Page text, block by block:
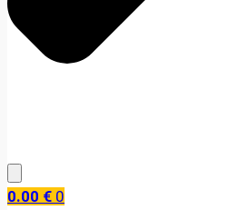
0.00 € 0